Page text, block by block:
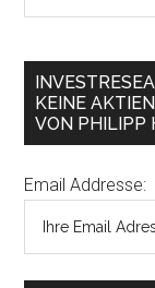
KEINE
VON PHILIPP
Email Addresse: